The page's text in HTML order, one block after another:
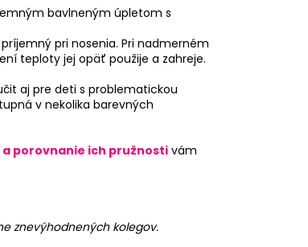
bavlneným úpletom s
pri nosenia. Pri nadmerném
teploty jej opäť použije a zahreje.
aj pre deti s problematickou
v nekolika barevných
porovnanie ich pružnostivám
znevýhodnených kolegov.